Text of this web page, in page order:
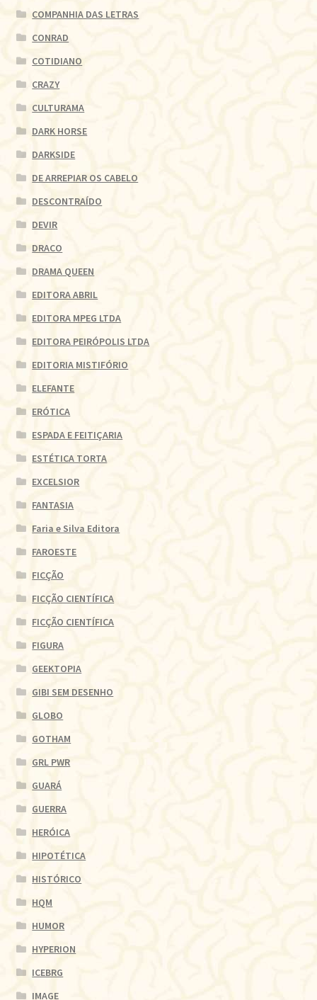
COMPANHIA DAS LETRAS
CONRAD
COTIDIANO
CRAZY
CULTURAMA
DARK HORSE
DARKSIDE
DE ARREPIAR OS CABELO
DESCONTRAÍDO
DEVIR
DRACO
DRAMA QUEEN
EDITORA ABRIL
EDITORA MPEG LTDA
EDITORA PEIRÓPOLIS LTDA
EDITORIA MISTIFÓRIO
ELEFANTE
ERÓTICA
ESPADA E FEITIÇARIA
ESTÉTICA TORTA
EXCELSIOR
FANTASIA
Faria e Silva Editora
FAROESTE
FICÇÃO
FICÇÃO CIENTÍFICA
FICÇÃO CIENTÍFICA
FIGURA
GEEKTOPIA
GIBI SEM DESENHO
GLOBO
GOTHAM
GRL PWR
GUARÁ
GUERRA
HERÓICA
HIPOTÉTICA
HISTÓRICO
HQM
HUMOR
HYPERION
ICEBRG
IMAGE